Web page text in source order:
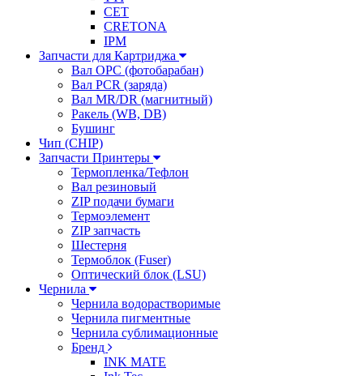
CET
CRETONA
IPM
Запчасти для Картриджа
Вал OPC (фотобарабан)
Вал PCR (заряда)
Вал MR/DR (магнитный)
Ракель (WB, DB)
Бушинг
Чип (CHIP)
Запчасти Принтеры
Термопленка/Тефлон
Вал резиновый
ZIP подачи бумаги
Термоэлемент
ZIP запчасть
Шестерня
Термоблок (Fuser)
Оптический блок (LSU)
Чернила
Чернила водорастворимые
Чернила пигментные
Чернила сублимационные
Бренд
INK MATE